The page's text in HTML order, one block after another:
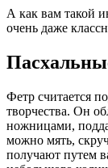
А как вам такой
очень даже
Фетр считается
творчества. Он
ножницами,
можно мять,
получают путем